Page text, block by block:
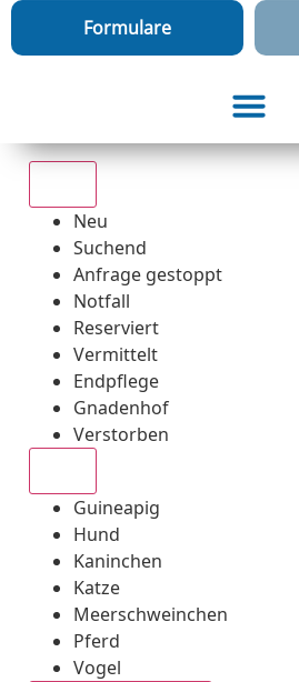
Formulare
Neu
Suchend
Anfrage gestoppt
Notfall
Reserviert
Vermittelt
Endpflege
Gnadenhof
Verstorben
Guineapig
Hund
Kaninchen
Katze
Meerschweinchen
Pferd
Vogel